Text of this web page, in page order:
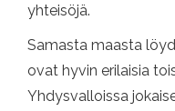
yhteisöjä.
Samasta maasta
ovat hyvin erilaisia
Yhdysvalloissa